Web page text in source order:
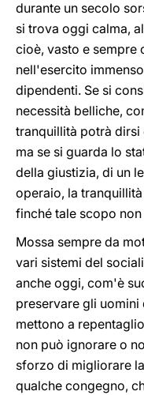
durante un secolo
si trova oggi calma,
cioè, vasto e sempre
nell'esercito
dipendenti. Se si
necessità belliche,
tranquillità potrà dirsi
ma se si guarda lo
della giustizia, di un
operaio, la
finché tale scopo
Mossa sempre da
vari sistemi del
anche oggi, com'è
preservare gli uomini
mettono a
non può ignorare o
sforzo di migliorare
qualche congegno,